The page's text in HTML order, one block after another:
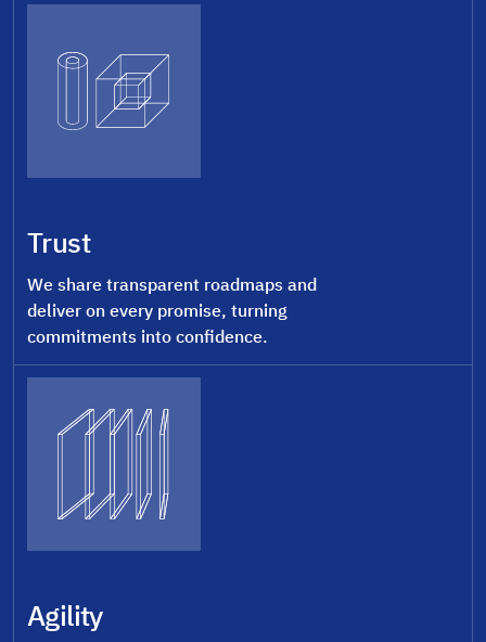
Trust
We share transparent roadmaps and
deliver on every promise, turning
commitments into confidence.
Agility